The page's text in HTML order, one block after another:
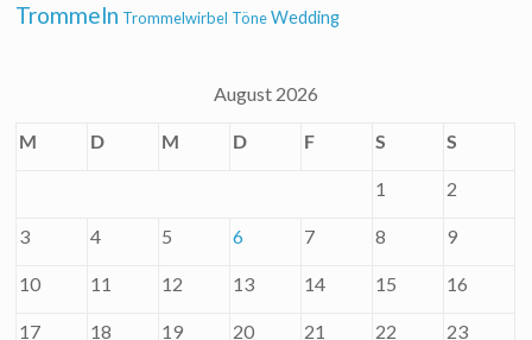
Trommeln Trommelwirbel Töne Wedding
August 2026
M D M D F S S
1 2
3 4 5 6 7 8 9
10 11 12 13 14 15 16
17 18 19 20 21 22 23